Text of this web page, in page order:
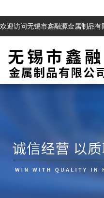
欢迎访问无锡市鑫融源金属制品有